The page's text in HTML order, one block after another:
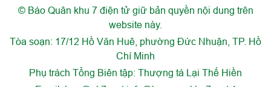
© Báo Quân khu 7 điện tử giữ bản quyền nội dung trên
website này.
Tòa soạn: 17/12 Hồ Văn Huê, phường Đức Nhuận, TP. Hồ
Chí Minh
Phụ trách Tổng Biên tập: Thượng tá Lại Thế Hiền